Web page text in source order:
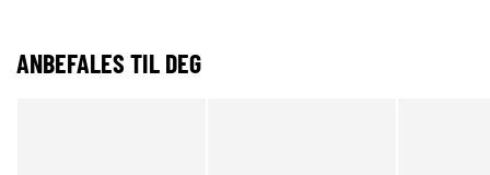
ANBEFALES TIL DEG